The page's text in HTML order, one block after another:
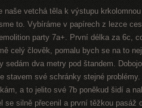
naše vetchá těla k výstupu
to. Vybíráme v papírech z lezce
party 7a+. První délka za 6c,
celý člověk, pomalu bych se na to
sedám dva metry pod štandem.
stavem své schránky stejné
a to jelito své 7b poněkud šidí a
se silně přecenil a první těžkou